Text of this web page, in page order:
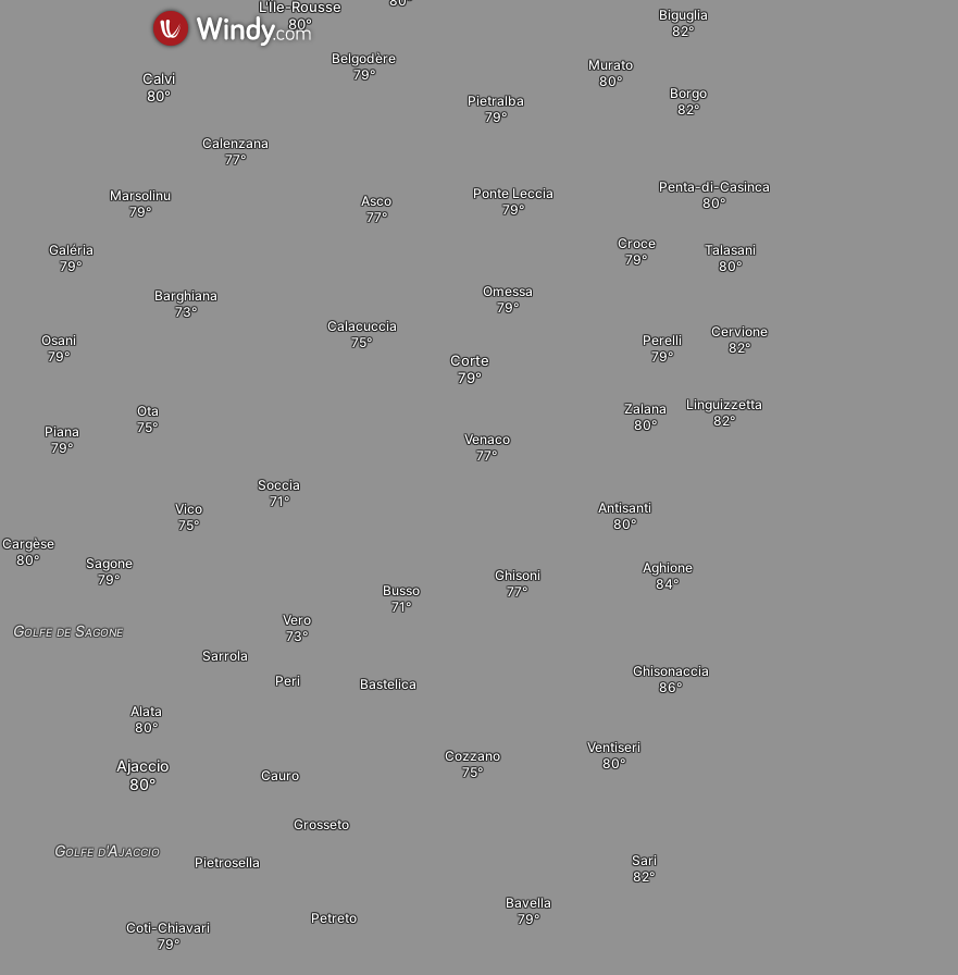
Perelli
Cervione
Talasani
Penta-di-Casinca
Pietralba
Croce
Ponte Leccia
Omessa
Corte
Petreto
Pietrosella
Bastelica
Peri
Sarrola
Cauro
Grosseto
Bavella
Cozzano
Ventiseri
Ghisonaccia
Sari
Calvi
Linguizzetta
Ghisoni Aghione
Antisanti
Venaco
Zalana
Busso
Vico
Vero
Soccia
Borgo
Murato
Biguglia
L'Île-Rousse
Belgodère
Barghiana
Calacuccia
Calenzana
Asco
Marsolinu
Galéria
Osani
Golfe d'Ajaccio
Coti-Chiavari
Ajaccio
Alata
Golfe de Sagone
Ota
Piana
Sagone
Cargèse